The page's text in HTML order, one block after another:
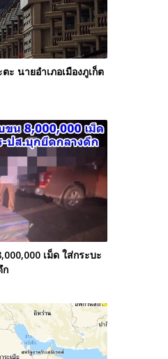
ะ นายอำเภอเมืองภูเก็ต
เม็ด ใส่กระบะ
ก